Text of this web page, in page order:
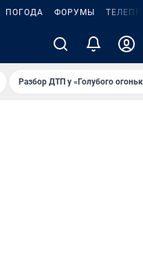
ПОГОДА ФОРУМЫ
Разбор ДТП у «Голубого